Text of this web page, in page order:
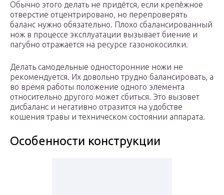
Обычно этого делать не придётся, если крепёжное
отверстие отцентрировано, но перепроверять
баланс нужно обязательно. Плохо сбалансированный
нож в процессе эксплуатации вызывает биение и
пагубно отражается на ресурсе газонокосилки.
Делать самодельные односторонние ножи не
рекомендуется. Их довольно трудно балансировать, а
во время работы положение одного элемента
относительно другого может сбиться. Это вызовет
дисбаланс и негативно отразится на удобстве
кошения травы и техническом состоянии аппарата.
Особенности конструкции